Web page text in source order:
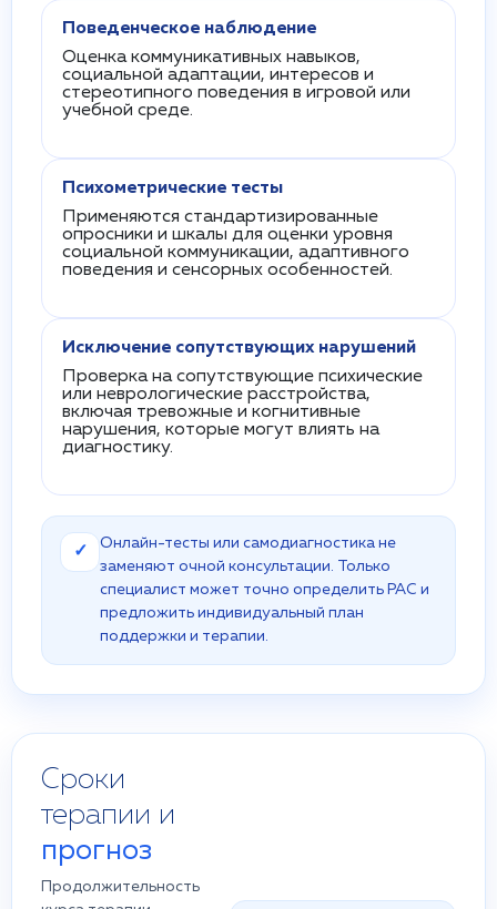
Поведенческое наблюдение
Оценка коммуникативных навыков,
социальной адаптации, интересов и
стереотипного поведения в игровой или
учебной среде.
Психометрические тесты
Применяются стандартизированные
опросники и шкалы для оценки уровня
социальной коммуникации, адаптивного
поведения и сенсорных особенностей.
Исключение сопутствующих нарушений
Проверка на сопутствующие психические
или неврологические расстройства,
включая тревожные и когнитивные
нарушения, которые могут влиять на
диагностику.
✓
Онлайн-тесты или самодиагностика не
заменяют очной консультации. Только
специалист может точно определить РАС и
предложить индивидуальный план
поддержки и терапии.
Сроки
терапии и
прогноз
Продолжительность